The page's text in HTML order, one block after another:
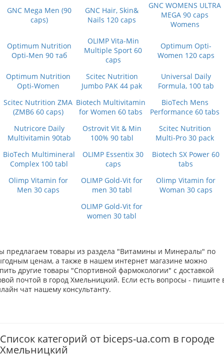
GNC Mega Men (90
caps)
GNC Hair, Skin&
Nails 120 caps
GNC WOMENS ULTRA
MEGA 90 caps
Womens
Optimum Nutrition
Opti-Men 90 таб
OLIMP Vita-Min
Multiple Sport 60
caps
Optimum Opti-
Women 120 caps
Optimum Nutrition
Opti-Women
Scitec Nutrition
Jumbo PAK 44 pak
Universal Daily
Formula, 100 tab
Scitec Nutrition ZMA
(ZMB6 60 caps)
Biotech Multivitamin
for Women 60 tabs
BioTech Mens
Performance 60 tabs
Nutricore Daily
Multivitamin 90tab
Ostrovit Vit & Min
100% 90 tabl
Scitec Nutrition
Multi-Pro 30 pack
BioTech Multimineral
Complex 100 tabl
OLIMP Essentix 30
caps
Biotech SX Power 60
tabs
Olimp Vitamin for
Men 30 caps
OLIMP Gold-Vit for
men 30 tabl
Olimp Vitamin for
Woman 30 caps
OLIMP Gold-Vit for
women 30 tabl
предлагаем товары из раздела "Витамины и Минералы" по
ценам, а также в нашем интернет магазине можно
другие товары "Спортивной фармокологии" с доставкой
почтой в город Хмельницкий. Если есть вопросы - пишите
чат нашему консультанту.
Список категорий от biceps-ua.com в городе
Хмельницкий